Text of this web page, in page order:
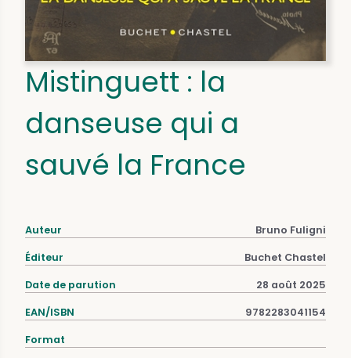
Mistinguett : la
danseuse qui a
sauvé la France
Auteur Bruno Fuligni
Éditeur Buchet Chastel
Date de parution 28 août 2025
EAN/ISBN 9782283041154
Format